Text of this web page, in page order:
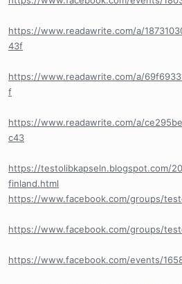
https://www.readawrite.com/a/
43f
https://www.readawrite.com/a/
f
https://www.readawrite.com/a/
c43
https://testolibkapseln.blogspot.com/
finland.html
https://www.facebook.com/groups/
https://www.facebook.com/groups/
https://www.facebook.com/events/